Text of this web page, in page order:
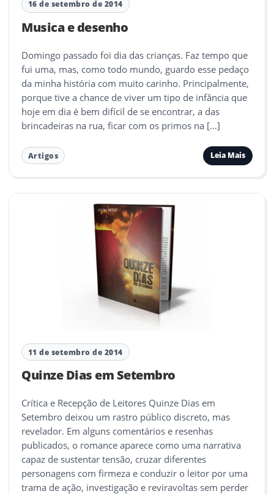
16 de setembro de 2014
Musica e desenho
Domingo passado foi dia das crianças. Faz tempo que
fui uma, mas, como todo mundo, guardo esse pedaço
da minha história com muito carinho. Principalmente,
porque tive a chance de viver um tipo de infância que
hoje em dia é bem difícil de se encontrar, a das
brincadeiras na rua, ficar com os primos na […]
Artigos Leia Mais
11 de setembro de 2014
Quinze Dias em Setembro
Crítica e Recepção de Leitores Quinze Dias em
Setembro deixou um rastro público discreto, mas
revelador. Em alguns comentários e resenhas
publicados, o romance aparece como uma narrativa
capaz de sustentar tensão, cruzar diferentes
personagens com firmeza e conduzir o leitor por uma
trama de ação, investigação e reviravoltas sem perder